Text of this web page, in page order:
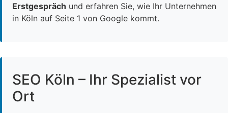
Erstgespräch und erfahren Sie, wie Ihr Unternehmen
in Köln auf Seite 1 von Google kommt.
SEO Köln – Ihr Spezialist vor
Ort